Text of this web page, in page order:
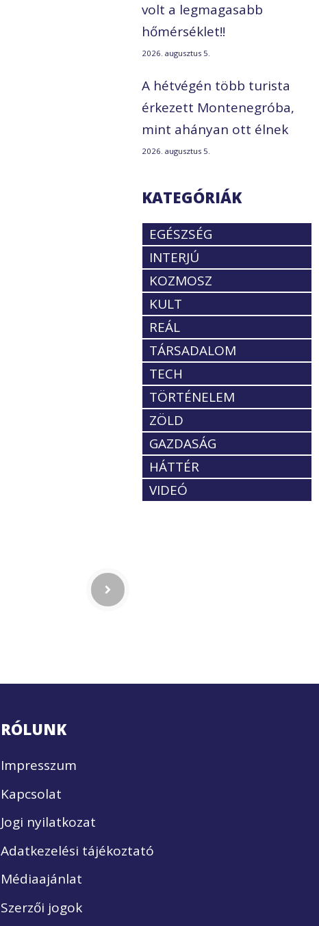
volt a legmagasabb
hőmérséklet!!
2026. augusztus 5.
A hétvégén több turista
érkezett Montenegróba,
mint ahányan ott élnek
2026. augusztus 5.
KATEGÓRIÁK
EGÉSZSÉG
INTERJÚ
KOZMOSZ
KULT
REÁL
TÁRSADALOM
TECH
TÖRTÉNELEM
ZÖLD
GAZDASÁG
HÁTTÉR
VIDEÓ
RÓLUNK
Impresszum
Kapcsolat
Jogi nyilatkozat
Adatkezelési tájékoztató
Médiaajánlat
Szerzői jogok